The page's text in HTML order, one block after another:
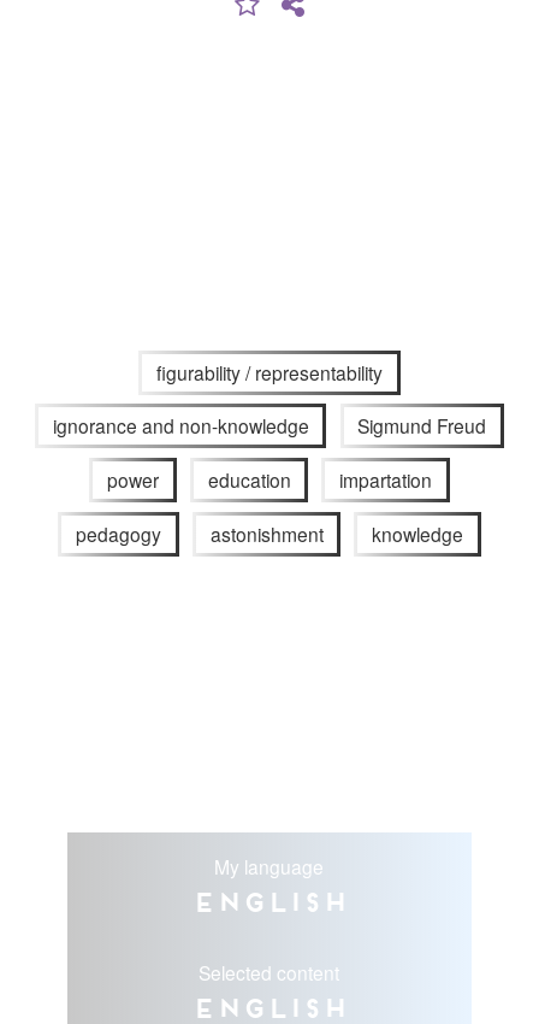
figurability / representability
ignorance and non-knowledge Sigmund Freud
power education impartation
pedagogy astonishment knowledge
My language
English
Selected content
English